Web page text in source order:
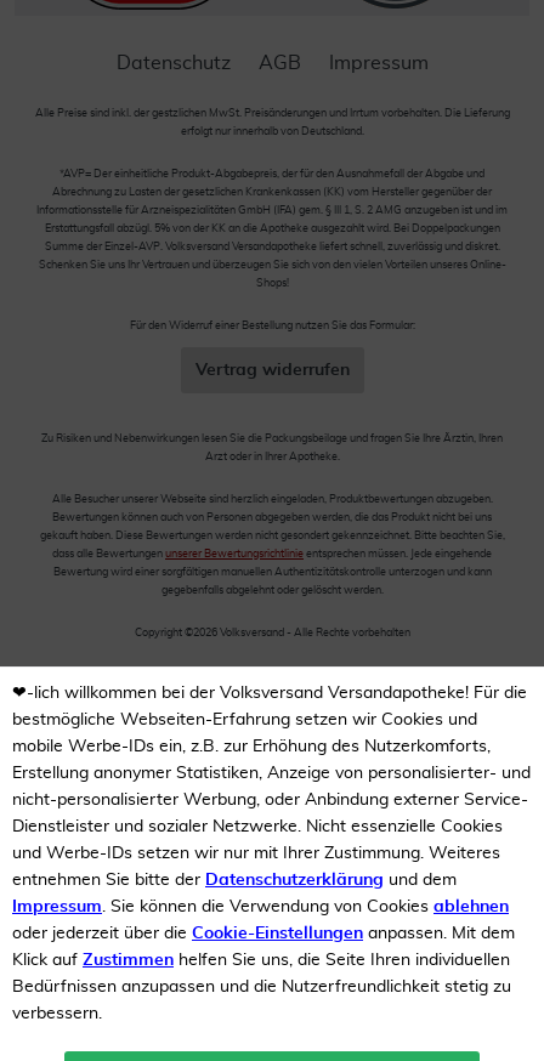
Datenschutz AGB Impressum
Alle Preise sind inkl. der gestzlichen MwSt. Preisänderungen und Irrtum vorbehalten. Die Lieferung
erfolgt nur innerhalb von Deutschland.
*AVP= Der einheitliche Produkt-Abgabepreis, der für den Ausnahmefall der Abgabe und
Abrechnung zu Lasten der gesetzlichen Krankenkassen (KK) vom Hersteller gegenüber der
Informationsstelle für Arzneispezialitäten GmbH (IFA) gem. § III 1, S. 2 AMG anzugeben ist und im
Erstattungsfall abzügl. 5% von der KK an die Apotheke ausgezahlt wird. Bei Doppelpackungen
Summe der Einzel-AVP. Volksversand Versandapotheke liefert schnell, zuverlässig und diskret.
Schenken Sie uns Ihr Vertrauen und überzeugen Sie sich von den vielen Vorteilen unseres Online-
Shops!
Für den Widerruf einer Bestellung nutzen Sie das Formular:
Vertrag widerrufen
Zu Risiken und Nebenwirkungen lesen Sie die Packungsbeilage und fragen Sie Ihre Ärztin, Ihren
Arzt oder in Ihrer Apotheke.
Alle Besucher unserer Webseite sind herzlich eingeladen, Produktbewertungen abzugeben.
Bewertungen können auch von Personen abgegeben werden, die das Produkt nicht bei uns
gekauft haben. Diese Bewertungen werden nicht gesondert gekennzeichnet. Bitte beachten Sie,
dass alle Bewertungen unserer Bewertungsrichtlinie entsprechen müssen. Jede eingehende
Bewertung wird einer sorgfältigen manuellen Authentizitätskontrolle unterzogen und kann
gegebenfalls abgelehnt oder gelöscht werden.
Copyright ©2026 Volksversand - Alle Rechte vorbehalten
❤-lich willkommen bei der Volksversand Versandapotheke! Für die
bestmögliche Webseiten-Erfahrung setzen wir Cookies und
mobile Werbe-IDs ein, z.B. zur Erhöhung des Nutzerkomforts,
Erstellung anonymer Statistiken, Anzeige von personalisierter- und
nicht-personalisierter Werbung, oder Anbindung externer Service-
Dienstleister und sozialer Netzwerke. Nicht essenzielle Cookies
und Werbe-IDs setzen wir nur mit Ihrer Zustimmung. Weiteres
entnehmen Sie bitte der Datenschutzerklärung und dem
Impressum. Sie können die Verwendung von Cookies ablehnen
oder jederzeit über die Cookie-Einstellungen anpassen. Mit dem
Klick auf Zustimmen helfen Sie uns, die Seite Ihren individuellen
Bedürfnissen anzupassen und die Nutzerfreundlichkeit stetig zu
verbessern.